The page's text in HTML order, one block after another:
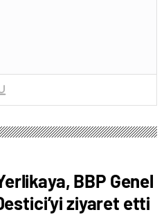
BBP Genel
ziyaret etti